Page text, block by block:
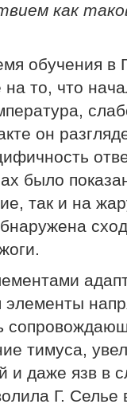
как
обучения в
то, что
он
было
так и на
тимуса,
и даже язв в
Г. Селье